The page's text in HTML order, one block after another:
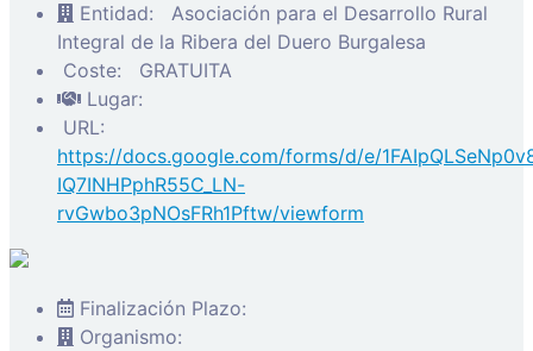
Entidad:
Asociación para el Desarrollo Rural
Integral de la Ribera del Duero Burgalesa
Coste:
GRATUITA
Lugar:
URL:
https://docs.google.com/forms/d/e/
IQ7INHPphR55C_LN-
rvGwbo3pNOsFRh1Pftw/viewform
Finalización Plazo:
Organismo: